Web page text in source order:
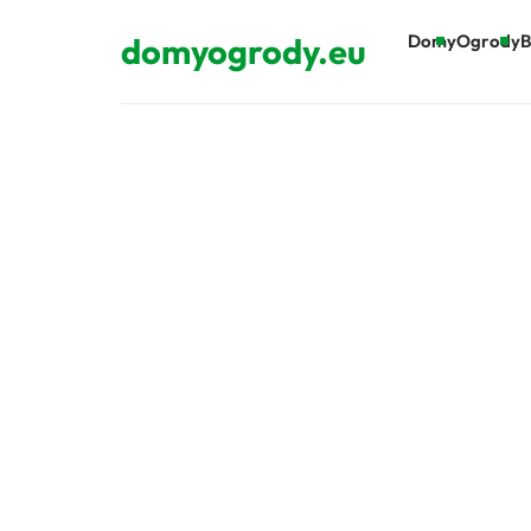
domyogrody.eu DomyOgrody